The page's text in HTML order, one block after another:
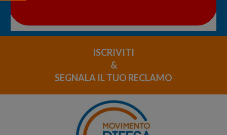
ISCRIVITI
&
SEGNALA IL TUO RECLAMO